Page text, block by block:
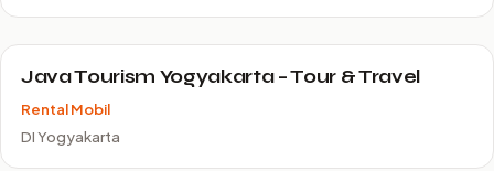
Java Tourism Yogyakarta – Tour & Travel
Rental Mobil
DI Yogyakarta